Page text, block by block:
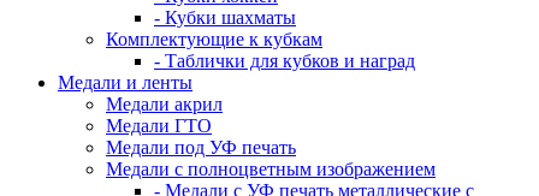
- Кубки шахматы
Комплектующие к кубкам
- Таблички для кубков и наград
Медали и ленты
Медали акрил
Медали ГТО
Медали под УФ печать
Медали с полноцветным изображением
- Медали с УФ печать металлические с